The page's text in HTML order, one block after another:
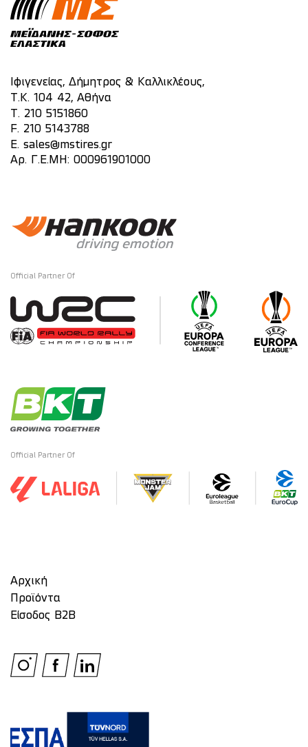
Ιφιγενείας, Δήμητρος & Καλλικλέους,
Τ.Κ. 104 42, Αθήνα
T. 210 5151860
F. 210 5143788
E. sales@mstires.gr
Αρ. Γ.Ε.ΜΗ: 000961901000
Official Partner Of
Official Partner Of
Αρχική
Προϊόντα
Είσοδος Β2Β